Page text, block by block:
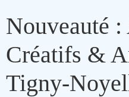
Nouveauté
Créatifs &
Tigny-